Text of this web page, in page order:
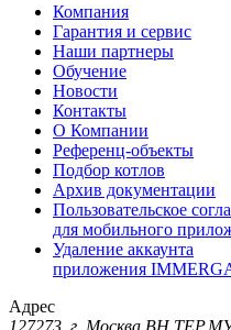
Компания
Гарантия и сервис
Наши партнеры
Обучение
Новости
Контакты
О Компании
Референц-объекты
Подбор котлов
Архив документации
Пользовательское
для мобильного
Удаление аккаунта
приложения
Адрес
127273, г. Москва